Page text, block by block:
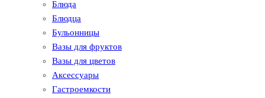
Блюда
Блюдца
Бульонницы
Вазы для фруктов
Вазы для цветов
Аксессуары
Гастроемкости